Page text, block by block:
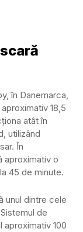
în Danemarca,
18,5
atât în
utilizând
În
aproximativ o
45 de minute.
unul dintre cele
de
100